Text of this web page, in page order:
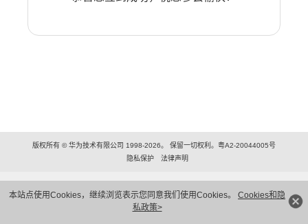
本站点使用Cookies，继续浏览表示您同意我们使用Cookies。 Cookies和隐
私政策>
版权所有 © 华为技术有限公司 1998-2026。 保留一切权利。粤A2-20044005号
隐私保护
法律声明